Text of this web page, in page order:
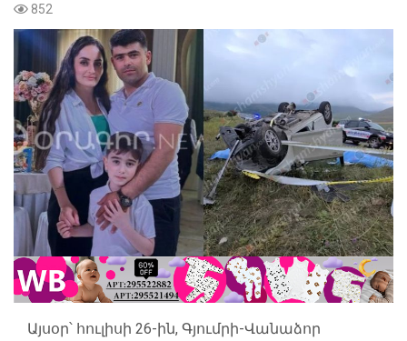
852
Այսօր՝ հուլիսի 26-ին, Գյումրի-Վանաձոր